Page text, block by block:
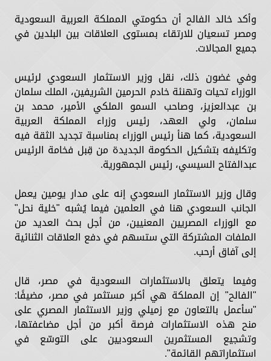
وأكد خالد الفالح أن حكومتي المملكة العربية السعودية
ومصر تسعيان للارتقاء بمستوى العلاقات بين البلدين في
جميع المجالات.
وفي غضون ذلك، نقل وزير الاستثمار السعودي لرئيس
الوزراء تحيات وتهنئة خادم الحرمين الشريفين، الملك سلمان
بن عبدالعزيز، وصاحب السمو الملكي الأمير، محمد بن
سلمان، ولي العهد، رئيس وزراء المملكة العربية
السعودية، كما هنأ رئيس الوزراء بمناسبة تجديد الثقة فيه
وتكليفه بتشكيل الحكومة الجديدة من قِبل فخامة الرئيس
عبدالفتاح السيسي، رئيس الجمهورية.
وقال وزير الاستثمار السعودي إنه على مدار يومين يعمل
الجانب السعودي هنا في العلمين فيما يُشبه "خلية نحل"
مع الوزراء المصريين المعنيين، من أجل بحث العديد من
الملفات المشتركة التي ستسهم في دفع العلاقات الثنائية
إلى آفاق أرحب.
وفيما يتعلق بالاستثمارات السعودية في مصر، قال
"الفالح" إن المملكة هي أكبر مستثمر في مصر، مضيفًا:
"سأعمل بالتعاون مع زميلي وزير الاستثمار المصري على
منح هذه الاستثمارات فرصة أكبر من أجل مضاعفتها،
وتشجيع المستثمرين السعوديين على التوسّع في
استثماراتهم القائمة".